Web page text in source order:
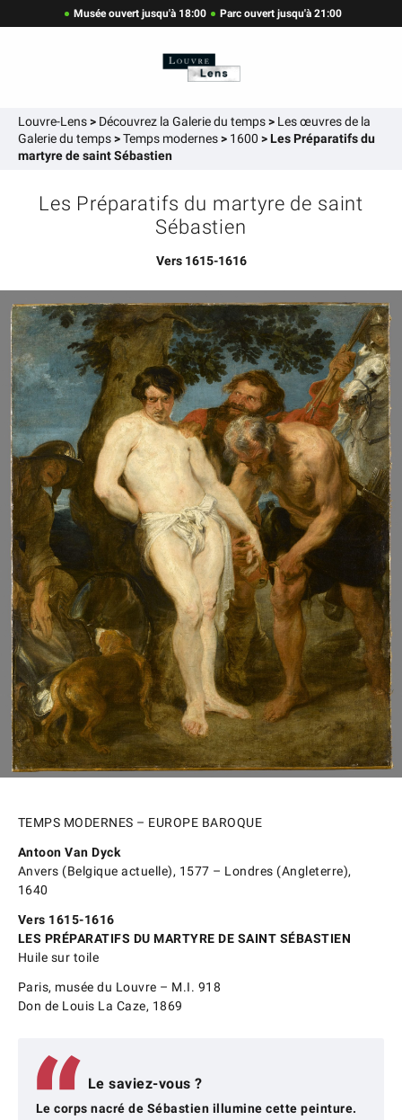
Musée ouvert jusqu'à 18:00 Parc ouvert jusqu'à 21:00
Louvre-Lens> Découvrez la Galerie du temps> Les œuvres de la
Galerie du temps>Temps modernes> 1600 >Les Préparatifs du
martyre de saint Sébastien
Les Préparatifs du martyre de saint
Sébastien
Vers 1615-1616
TEMPS MODERNES – EUROPE BAROQUE
Antoon Van Dyck
Anvers (Belgique actuelle), 1577 – Londres (Angleterre),
1640
Vers 1615-1616
LES PRÉPARATIFS DU MARTYRE DE SAINT SÉBASTIEN
Huile sur toile
Paris, musée du Louvre – M.I. 918
Don de Louis La Caze, 1869
Le saviez-vous ?
Le corps nacré de Sébastien illumine cette peinture.